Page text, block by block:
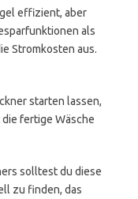
effizient, aber
als
Stromkosten aus.
starten lassen,
die fertige Wäsche
solltest du diese
zu finden, das